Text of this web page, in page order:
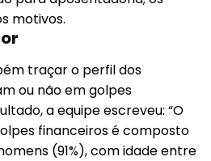
motivos.
traçar o perfil dos
ou não em golpes
a equipe escreveu: “O
financeiros é composto
(91%), com idade entre